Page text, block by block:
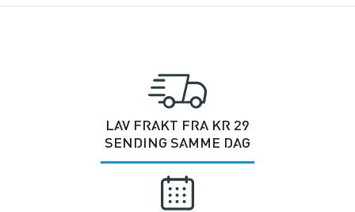
LAV FRAKT FRA KR 29
SENDING SAMME DAG